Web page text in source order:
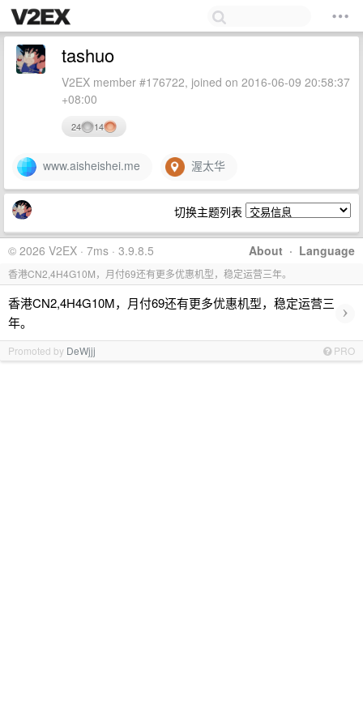
tashuo
V2EX member #176722, joined on 2016-06-09 20:58:37
+08:00
24 14
www.aisheishei.me 渥太华
切换主题列表
About · Language
© 2026 V2EX · 7ms · 3.9.8.5
香港CN2,4H4G10M，月付69还有更多优惠机型，稳定运营三年。
香港CN2,4H4G10M，月付69还有更多优惠机型，稳定运营三
年。
›
Promoted by DeWjjj PRO